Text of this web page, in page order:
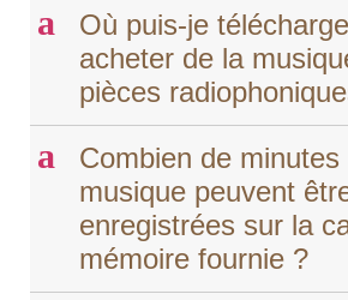
a
Où puis-je
acheter de la
pièces
a
Combien de minutes
musique peuvent
enregistrées sur la
mémoire fournie ?